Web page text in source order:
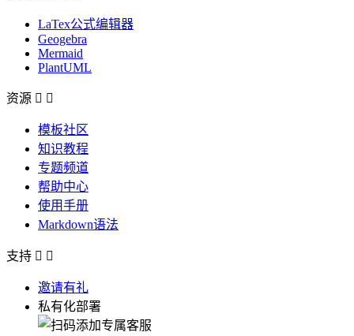
LaTex公式编辑器
Geogebra
Mermaid
PlantUML
资源  
模板社区
知识教程
专题频道
帮助中心
使用手册
Markdown语法
支持  
邀请有礼
私有化部署